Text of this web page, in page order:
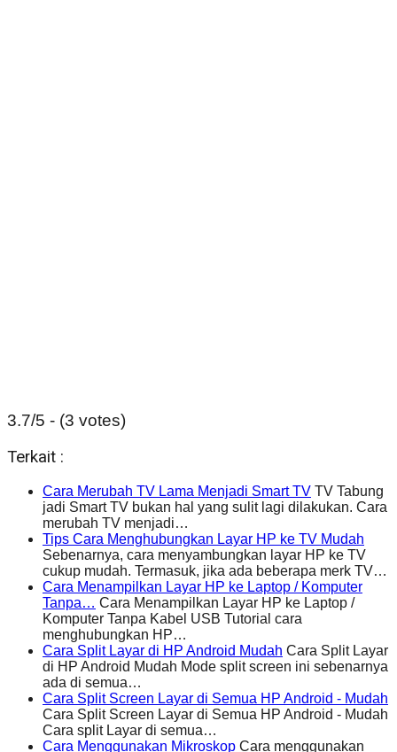
3.7/5 - (3 votes)
Terkait :
Cara Merubah TV Lama Menjadi Smart TV TV Tabung
jadi Smart TV bukan hal yang sulit lagi dilakukan. Cara
merubah TV menjadi…
Tips Cara Menghubungkan Layar HP ke TV Mudah
Sebenarnya, cara menyambungkan layar HP ke TV
cukup mudah. Termasuk, jika ada beberapa merk TV…
Cara Menampilkan Layar HP ke Laptop / Komputer
Tanpa… Cara Menampilkan Layar HP ke Laptop /
Komputer Tanpa Kabel USB Tutorial cara
menghubungkan HP…
Cara Split Layar di HP Android Mudah Cara Split Layar
di HP Android Mudah Mode split screen ini sebenarnya
ada di semua…
Cara Split Screen Layar di Semua HP Android - Mudah
Cara Split Screen Layar di Semua HP Android - Mudah
Cara split Layar di semua…
Cara Menggunakan Mikroskop Cara menggunakan